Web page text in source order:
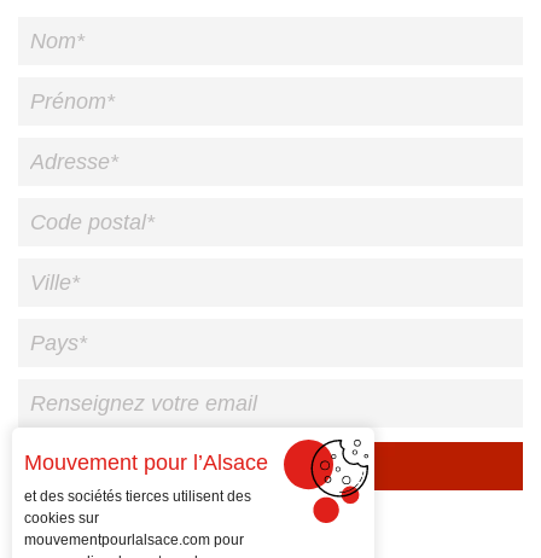
Veuillez
laisser
ce
Mouvement pour l’Alsace
et des sociétés tierces utilisent des
cookies sur
mouvementpourlalsace.com pour